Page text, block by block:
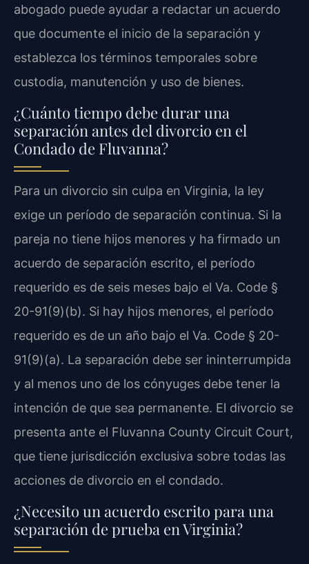
abogado puede ayudar a redactar un acuerdo
que documente el inicio de la separación y
establezca los términos temporales sobre
custodia, manutención y uso de bienes.
¿Cuánto tiempo debe durar una
separación antes del divorcio en el
Condado de Fluvanna?
Para un divorcio sin culpa en Virginia, la ley
exige un período de separación continua. Si la
pareja no tiene hijos menores y ha firmado un
acuerdo de separación escrito, el período
requerido es de seis meses bajo el Va. Code §
20-91(9)(b). Si hay hijos menores, el período
requerido es de un año bajo el Va. Code § 20-
91(9)(a). La separación debe ser ininterrumpida
y al menos uno de los cónyuges debe tener la
intención de que sea permanente. El divorcio se
presenta ante el Fluvanna County Circuit Court,
que tiene jurisdicción exclusiva sobre todas las
acciones de divorcio en el condado.
¿Necesito un acuerdo escrito para una
separación de prueba en Virginia?